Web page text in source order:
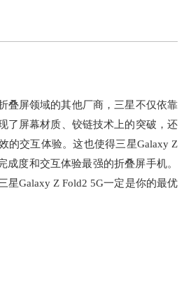
叠屏领域的其他厂商，三星不仅依靠
了屏幕材质、铰链技术上的突破，还
的交互体验。这也使得三星Galaxy Z
成度和交互体验最强的折叠屏手机。
星Galaxy Z Fold2 5G一定是你的最优